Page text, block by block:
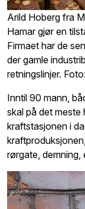
Arild Hoberg fra
Hamar gjør en
Firmaet har de
der gamle
retningslinjer.
Inntil 90 mann,
skal på det
kraftstasjonen i
rørgate, demning,